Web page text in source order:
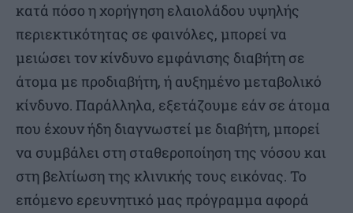
κατά πόσο η χορήγηση ελαιολάδου υψηλής
περιεκτικότητας σε φαινόλες, μπορεί να
μειώσει τον κίνδυνο εμφάνισης διαβήτη σε
άτομα με προδιαβήτη, ή αυξημένο μεταβολικό
κίνδυνο. Παράλληλα, εξετάζουμε εάν σε άτομα
που έχουν ήδη διαγνωστεί με διαβήτη, μπορεί
να συμβάλει στη σταθεροποίηση της νόσου και
στη βελτίωση της κλινικής τους εικόνας. Το
επόμενο ερευνητικό μας πρόγραμμα αφορά